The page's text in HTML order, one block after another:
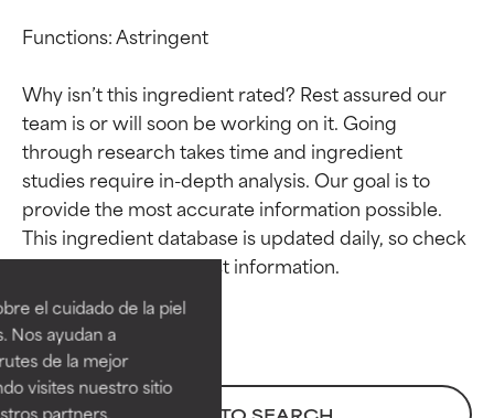
el cuidado de la piel
Nos ayudan a
de la mejor
visites nuestro sitio
partners,
Functions: Astringent
Why isn’t this ingredient rated? Rest assured our
team is or will soon be working on it. Going
through research takes time and ingredient
studies require in-depth analysis. Our goal is to
provide the most accurate information possible.
This ingredient database is updated daily, so check
Calificaciones de
ingredientes
EXCELENTE
Ingrediente sobresaliente con
beneficios reales para la piel. Su
eficacia está demostrada y
Calificaciones de
ingredientes
EXCELENTE
Ingrediente sobresaliente con
beneficios reales para la piel. Su
eficacia está demostrada y